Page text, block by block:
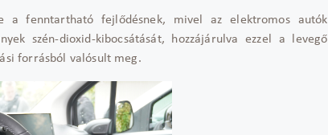
a fenntartható fejlődésnek, mivel az elektromos autók
szén-dioxid-kibocsátását, hozzájárulva ezzel a levegő
forrásból valósult meg.